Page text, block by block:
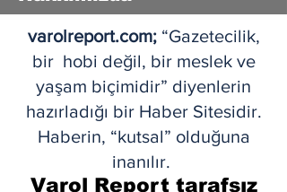
varolreport.com; “Gazetecilik,
bir hobi değil, bir meslek ve
yaşam biçimidir” diyenlerin
hazırladığı bir Haber Sitesidir.
Haberin, “kutsal” olduğuna
inanılır.
Varol Report tarafsız